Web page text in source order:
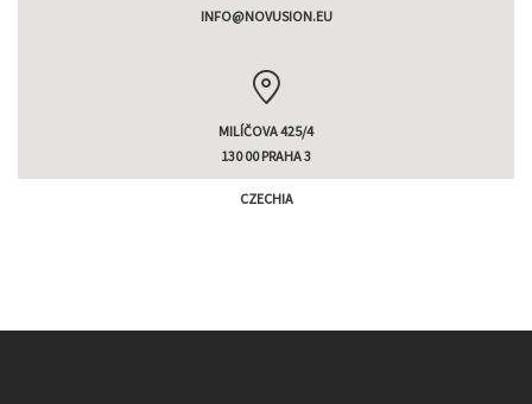
INFO@NOVUSION.EU
MILÍČOVA 425/4
130 00 PRAHA 3
CZECHIA